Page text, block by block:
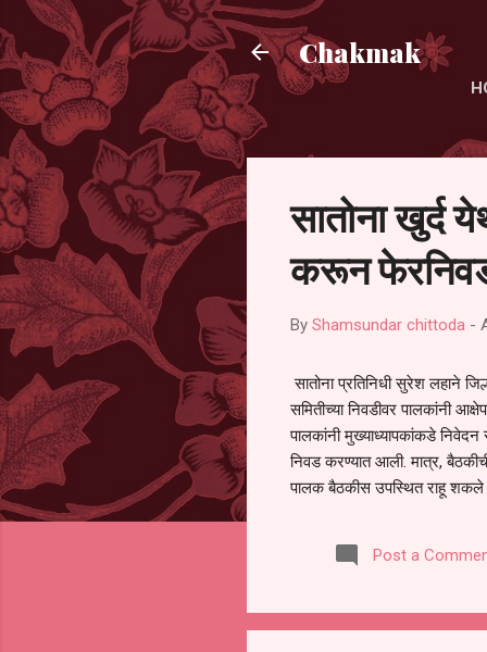
Chakmak
सातोना खुर्द
करून
By Shamsundar chittoda -
सातोना प्रतिनिधी सुरेश लहाने
समितीच्या निवडीवर पालकांनी
पालकांनी मुख्याध्यापकांकडे
निवड करण्यात आली. मात्र,
पालक बैठकीस उपस्थित राहू शकले
समितीची फेरनिवडणूक घेण्यात
जालना तसेच तालुका शिक्षण
Post a